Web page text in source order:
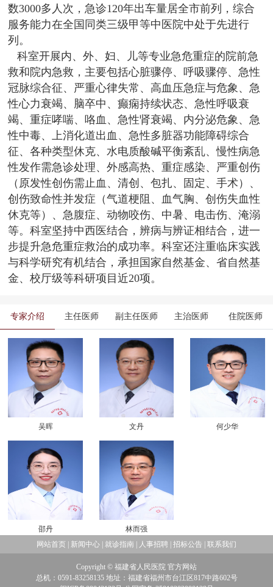
管理机构
机构设置
数3000多人次，急诊120年出车量居全市前列，综合
服务能力在全国同类三级甲等中医院中处于先进行
列。
科室开展内、外、妇、儿等专业急危重症的院前急
救和院内急救，主要包括心脏骤停、呼吸骤停、急性
冠脉综合征、严重心律失常、高血压急症与危象、急
性心力衰竭、脑卒中、癫痫持续状态、急性呼吸衰
竭、重症哮喘、咯血、急性肾衰竭、内分泌危象、急
性中毒、上消化道出血、急性多脏器功能障碍综合
征、各种类型休克、水电质酸碱平衡紊乱、慢性病急
性发作需急诊处理、外感高热、重症感染、严重创伤
（原发性创伤需止血、清创、包扎、固定、手术）、
创伤致命性并发症（气道梗阻、血气胸、创伤失血性
休克等）、急腹症、动物咬伤、中暑、电击伤、淹溺
等。科室坚持中西医结合，辨病与辨证相结合，进一
步提升急危重症救治的成功率。科室还注重临床实践
与科学研究有机结合，承担国家自然基金、省自然基
金、校厅级等科研项目近20项。
专家介绍 主任医师 副主任医师 主治医师 住院医师
吴晖 文丹 何少华
邵丹
林而强
网站首页
新闻中心 就诊指南 人事招聘 招标公告 联系我们
Copyright © 福建省人民医院 官方网站
总机：0591-83258135 地址：福建省福州市台江区817中路602号